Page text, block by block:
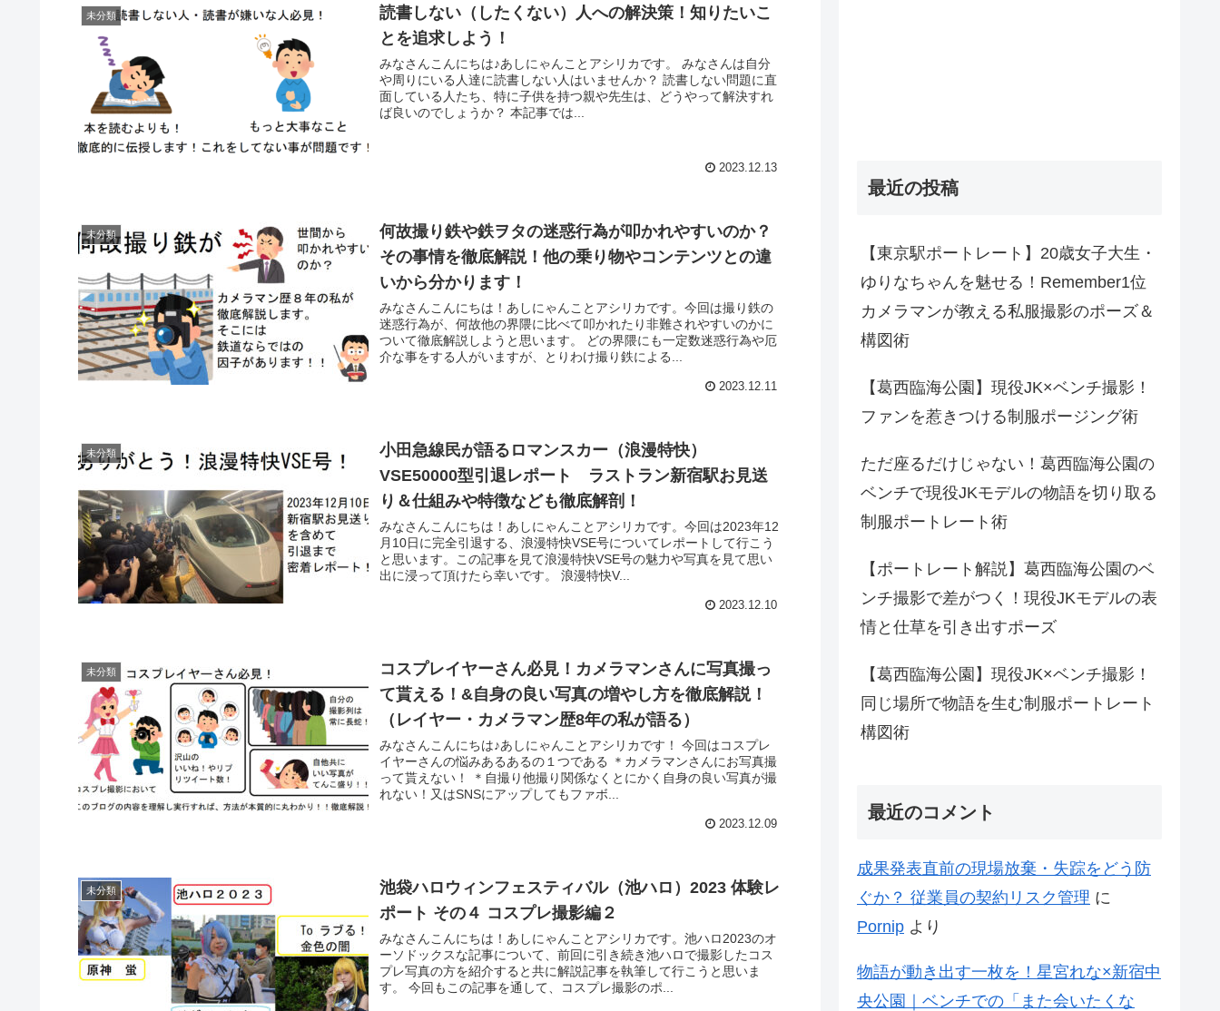
未分類
読書しない（したくない）人への解決策！知りたいこ
とを追求しよう！
みなさんこんにちは♪あしにゃんことアシリカです。 みなさんは自分
や周りにいる人達に読書しない人はいませんか？ 読書しない問題に直
面している人たち、特に子供を持つ親や先生は、どうやって解決すれ
ば良いのでしょうか？ 本記事では...
2023.12.13
未分類
何故撮り鉄や鉄ヲタの迷惑行為が叩かれやすいのか？
その事情を徹底解説！他の乗り物やコンテンツとの違
いから分かります！
みなさんこんにちは！あしにゃんことアシリカです。今回は撮り鉄の
迷惑行為が、何故他の界隈に比べて叩かれたり非難されやすいのかに
ついて徹底解説しようと思います。 どの界隈にも一定数迷惑行為や厄
介な事をする人がいますが、とりわけ撮り鉄による...
2023.12.11
未分類
小田急線民が語るロマンスカー（浪漫特快）
VSE50000型引退レポート ラストラン新宿駅お見送
り＆仕組みや特徴なども徹底解剖！
みなさんこんにちは！あしにゃんことアシリカです。今回は2023年12
月10日に完全引退する、浪漫特快VSE号についてレポートして行こう
と思います。この記事を見て浪漫特快VSE号の魅力や写真を見て思い
出に浸って頂けたら幸いです。 浪漫特快V...
2023.12.10
未分類
コスプレイヤーさん必見！カメラマンさんに写真撮っ
て貰える！&自身の良い写真の増やし方を徹底解説！
（レイヤー・カメラマン歴8年の私が語る）
みなさんこんにちは♪あしにゃんことアシリカです！ 今回はコスプレ
イヤーさんの悩みあるあるの１つである ＊カメラマンさんにお写真撮
って貰えない！ ＊自撮り他撮り関係なくとにかく自身の良い写真が撮
れない！又はSNSにアップしてもファボ...
2023.12.09
未分類
池袋ハロウィンフェスティバル（池ハロ）2023 体験レ
ポート その４ コスプレ撮影編２
みなさんこんにちは！あしにゃんことアシリカです。池ハロ2023のオ
ーソドックスな記事について、前回に引き続き池ハロで撮影したコス
プレ写真の方を紹介すると共に解説記事を執筆して行こうと思いま
す。 今回もこの記事を通して、コスプレ撮影のポ...
最近の投稿
【東京駅ポートレート】20歳女子大生・
ゆりなちゃんを魅せる！Remember1位
カメラマンが教える私服撮影のポーズ＆
構図術
【葛西臨海公園】現役JK×ベンチ撮影！
ファンを惹きつける制服ポージング術
ただ座るだけじゃない！葛西臨海公園の
ベンチで現役JKモデルの物語を切り取る
制服ポートレート術
【ポートレート解説】葛西臨海公園のベ
ンチ撮影で差がつく！現役JKモデルの表
情と仕草を引き出すポーズ
【葛西臨海公園】現役JK×ベンチ撮影！
同じ場所で物語を生む制服ポートレート
構図術
最近のコメント
成果発表直前の現場放棄・失踪をどう防
ぐか？ 従業員の契約リスク管理 に
Pornip より
物語が動き出す一枚を！星宮れな×新宿中
央公園｜ベンチでの「また会いたくな